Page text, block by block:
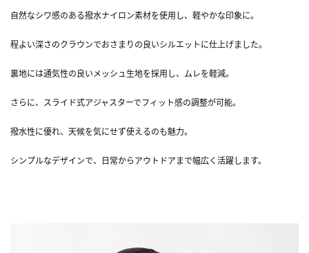
自然なシワ感のある撥水ナイロン素材を使用し、軽やかな印象に。
程よい深さのクラウンでおさまりの良いシルエットに仕上げました。
裏地には通気性の良いメッシュ生地を採用し、ムレを軽減。
さらに、スライド式アジャスターでフィット感の調整が可能。
撥水性に優れ、天候を気にせず使えるのも魅力。
シンプルなデザインで、日常からアウトドアまで幅広く活躍します。